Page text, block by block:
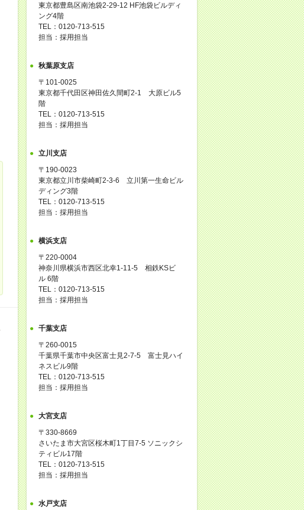
東京都豊島区南池袋2-29-12 HF池袋ビルディ
ング4階
TEL：0120-713-515
担当：採用担当
秋葉原支店
〒101-0025
東京都千代田区神田佐久間町2-1 大原ビル5
階
TEL：0120-713-515
担当：採用担当
立川支店
〒190-0023
東京都立川市柴崎町2-3-6 立川第一生命ビル
ディング3階
TEL：0120-713-515
担当：採用担当
横浜支店
〒220-0004
神奈川県横浜市西区北幸1-11-5 相鉄KSビ
ル 6階
TEL：0120-713-515
担当：採用担当
千葉支店
〒260-0015
千葉県千葉市中央区富士見2-7-5 富士見ハイ
ネスビル9階
TEL：0120-713-515
担当：採用担当
大宮支店
〒330-8669
さいたま市大宮区桜木町1丁目7-5 ソニックシ
ティビル17階
TEL：0120-713-515
担当：採用担当
水戸支店